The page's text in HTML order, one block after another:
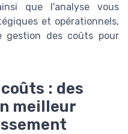
que l'analyse vous
et opérationnels,
gestion des coûts pour
: des
meilleur